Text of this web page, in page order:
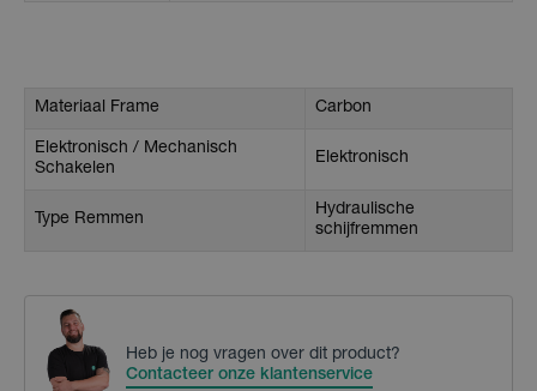
Materiaal Frame Carbon
Elektronisch / Mechanisch
Schakelen
Elektronisch
Type Remmen
Hydraulische
schijfremmen
Heb je nog vragen over dit product?
Contacteer onze klantenservice